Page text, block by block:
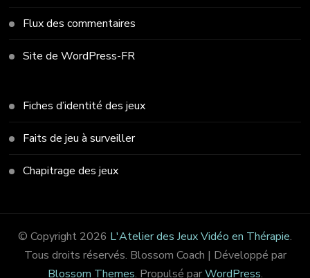
Flux des commentaires
Site de WordPress-FR
Fiches d’identité des jeux
Faits de jeu à surveiller
Chapitrage des jeux
© Copyright 2026 L'Atelier des Jeux Vidéo en Thérapie.
Tous droits réservés. Blossom Coach | Développé par
Blossom Themes. Propulsé parWordPress.